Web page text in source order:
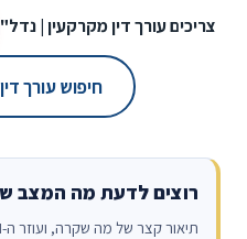
צריכים עורך דין מקרקעין |
חיפוש עורך
רוצים לדעת מה המצב